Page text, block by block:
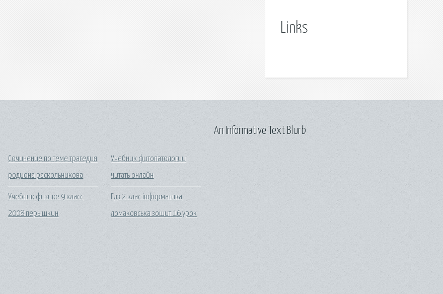
Links
Сочинение по теме трагедия
родиона раскольникова
Учебник физике 9 класс
2008 перышкин
Учебник фитопатологии
читать онлайн
Гдз 2 клас інформатика
ломаковська зошит 16 урок
An Informative Text Blurb